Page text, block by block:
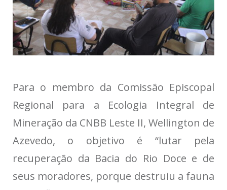
Para o membro da Comissão Episcopal
Regional para a Ecologia Integral de
Mineração da CNBB Leste II, Wellington de
Azevedo, o objetivo é “lutar pela
recuperação da Bacia do Rio Doce e de
seus moradores, porque destruiu a fauna